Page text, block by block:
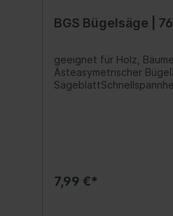
BGS Bügelsäge |
geeignet für Holz,
Ästeasymetrischer
7,99 €*